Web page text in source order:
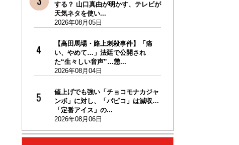
する？ 山口真由が明かす、テレビが
天気ネタを使い...
2026年08月05日
【高田馬場・路上刺殺事件】「痛
い、やめて…」法廷で公開され
た“生々しい音声”…懲...
2026年08月04日
値上げでも強い「チョコモナカジャ
ンボ」に対し、「パピコ」は減収…
「定番アイス」の...
2026年08月06日